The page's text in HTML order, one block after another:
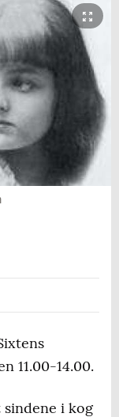
11.00-14.00.
i kog